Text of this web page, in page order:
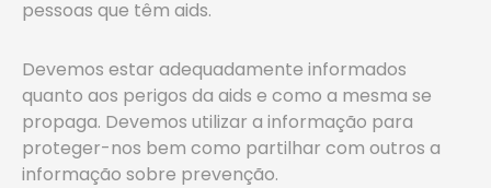
pessoas que têm aids.
Devemos estar adequadamente informados
quanto aos perigos da aids e como a mesma se
propaga. Devemos utilizar a informação para
proteger-nos bem como partilhar com outros a
informação sobre prevenção.